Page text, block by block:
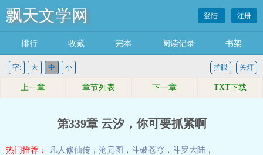
飘天文学网 登陆 注册
排行 收藏 完本 阅读记录 书架
字: 大 中 小 关灯
护眼
上一章 章节列表 下一章 TXT下载
第339章 云汐，你可要抓紧啊
热门推荐： 凡人修仙传 ， 沧元图 ， 斗破苍穹 ， 斗罗大陆 ，